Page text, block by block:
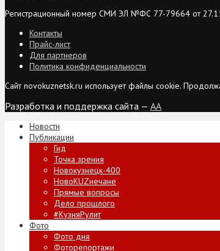
Регистрационный номер СМИ ЭЛ №ФС 77-79664 от
Контакты
Прайс-лист
Для партнеров
Политика конфиденциальности
Сайт novokuznetsk.ru использует файлы cookie.
Разработка и поддержка сайта — AA
Новости
Публикации
Гид
Точка зрения
Новокузнецк-400
НовоKUZнечане
Прямые вопросы
Дело прошлого
#КузняРулит
Фото
Фото дня
Фоторепортажи